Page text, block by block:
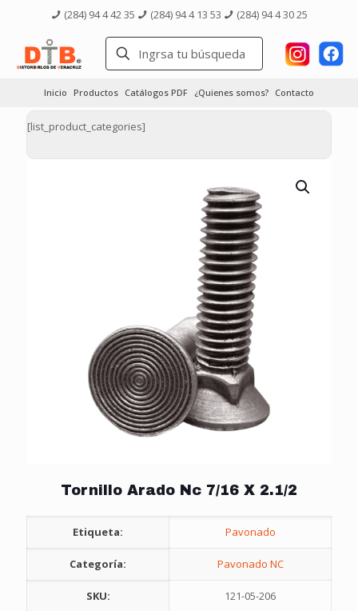
(284) 94 4 42 35 (284) 94 4 13 53 (284) 94 4 30 25
Inicio Productos Catálogos PDF ¿Quienes somos? Contacto
[list_product_categories]
Tornillo Arado Nc 7/16 X 2.1/2
Etiqueta: Pavonado
Categoría: Pavonado NC
SKU: 121-05-206